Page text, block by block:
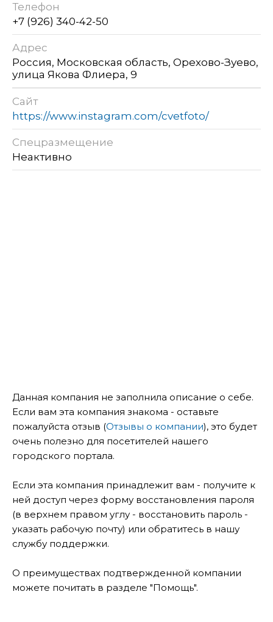
Телефон
+7 (926) 340-42-50
Адрес
Россия, Московская область, Орехово-Зуево,
улица Якова Флиера, 9
Сайт
https://www.instagram.com/cvetfoto/
Спецразмещение
Неактивно
Данная компания не заполнила описание о себе.
Если вам эта компания знакома - оставьте
пожалуйста отзыв (Отзывы о компании), это будет
очень полезно для посетителей нашего
городского портала.
Если эта компания принадлежит вам - получите к
ней доступ через форму восстановления пароля
(в верхнем правом углу - восстановить пароль -
указать рабочую почту) или обратитесь в нашу
службу поддержки.
О преимуществах подтвержденной компании
можете почитать в разделе "Помощь".